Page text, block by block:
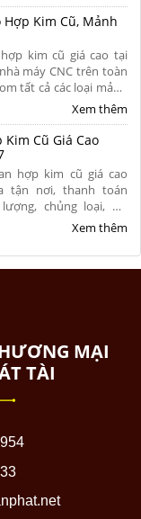
Kim Cũ, Mảnh
kim cũ giá cao tại
máy CNC trên toàn
tất cả các loại mảnh
mũi khoan siêu
Xem thêm
Cũ Giá Cao
hợp kim cũ giá cao
tận nơi, thanh toán
chủng loại, hư
Liên hệ ngay để nhận
Xem thêm
MẠI
TÀI